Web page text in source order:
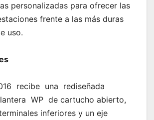
personalizadas para ofrecer las
frente a las más duras
uso.
recibe una rediseñada
WP de cartucho abierto,
inferiores y un eje